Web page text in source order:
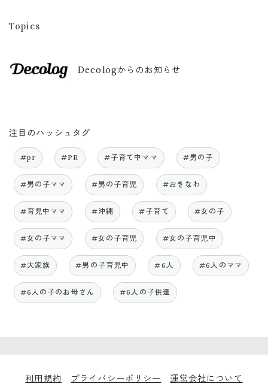
Topics
Decologからのお知らせ
注目のハッシュタグ
#pr #PR #子育て中ママ #男の子
#男の子ママ #男の子育児 #おきなわ
#育児中ママ #沖縄 #子育て #女の子
#女の子ママ #女の子育児 #女の子育児中
#大家族 #男の子育児中 #6人 #6人のママ
#6人の子のお母さん #6人の子供達
利用規約 プライバシーポリシー 運営会社について